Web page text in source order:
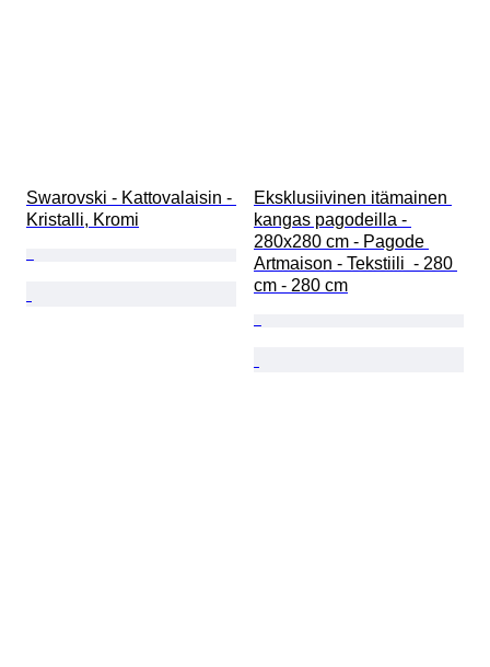
Swarovski - Kattovalaisin -
Kristalli, Kromi
Eksklusiivinen itämainen
kangas pagodeilla -
280x280 cm - Pagode
Artmaison - Tekstiili  - 280
cm - 280 cm